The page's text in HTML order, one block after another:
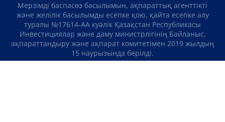
Мерзімді баспасөз басылымын, ақпараттық агенттікті
және желілік басылымды есепке қою, қайта есепке алу
туралы №17614-АА куәлік Қазақстан Республикасы
Инвестициялар және даму министрлігінің Байланыс,
ақпараттандыру және ақпарат комитетімен 2019 жылдың
15 наурызында берілді.